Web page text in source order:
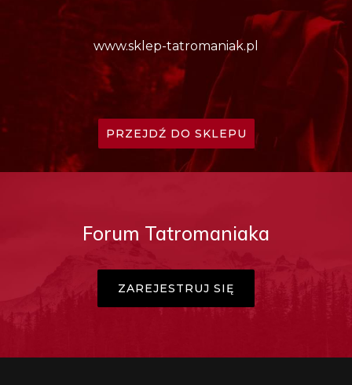
www.sklep-tatromaniak.pl
PRZEJDŹ DO SKLEPU
Forum Tatromaniaka
ZAREJESTRUJ SIĘ